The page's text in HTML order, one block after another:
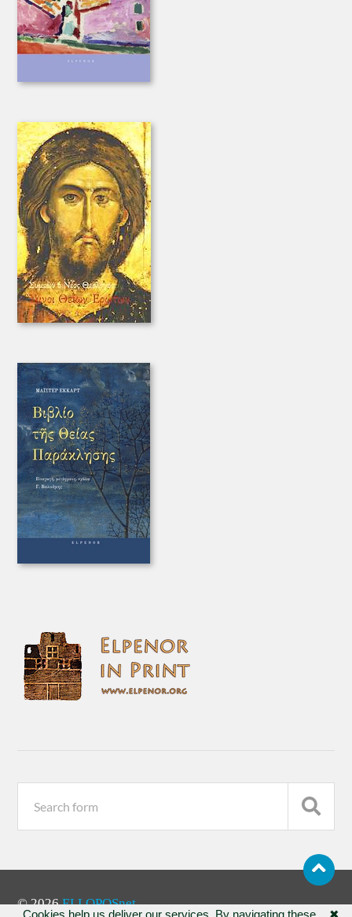
© 2026ELLOPOSnet
✖
Cookies help us deliver our services. By navigating these